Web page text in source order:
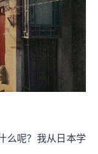
么呢？我从日本学